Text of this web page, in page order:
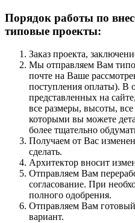
Порядок работы по
типовые проекты:
Заказ проекта,
Мы отправляем Вам
почте на Ваше
поступления оплаты). В
представленных на
все размеры, высоты,
которыми вы можете
более тщательно
Получаем от Вас
сделать.
Архитектор вносит
Отправляем Вам
согласование. При
полного одобрения.
Отправляем Вам
вариант.